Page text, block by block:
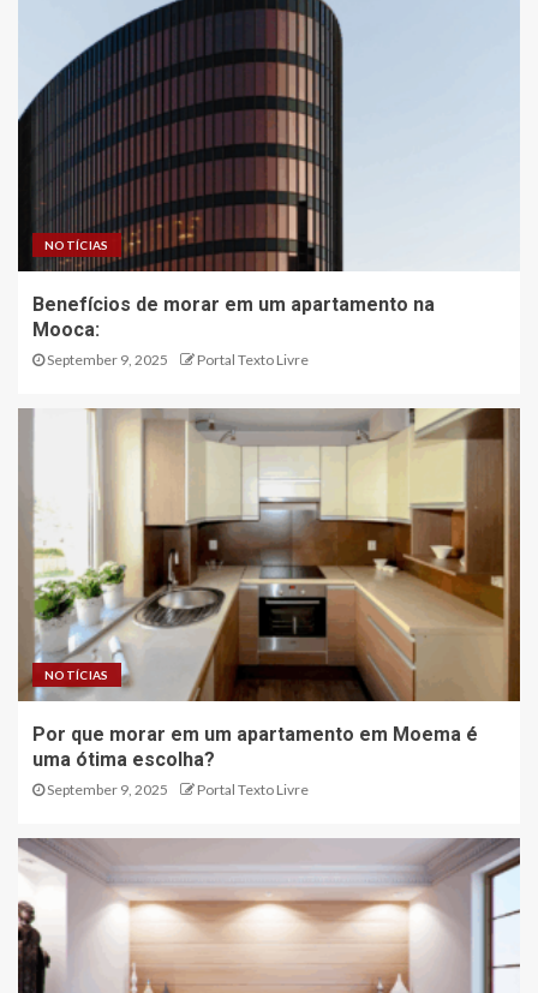
NOTÍCIAS
Benefícios de morar em um apartamento na
Mooca:
September 9, 2025 Portal Texto Livre
NOTÍCIAS
Por que morar em um apartamento em Moema é
uma ótima escolha?
September 9, 2025 Portal Texto Livre